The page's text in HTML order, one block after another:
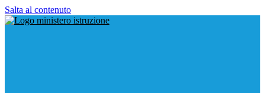
Salta al contenuto